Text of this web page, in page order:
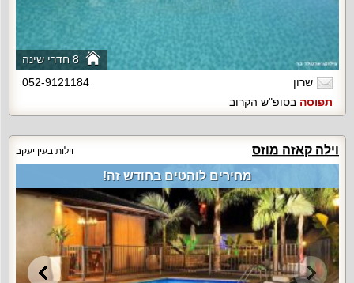
8 חדרי שינה
שרון
052-9121184
תפוסה בסופ"ש הקרוב
וילה קאזה מוזס וילות בעין יעקב
מחירים לוהטים בחודש זה!